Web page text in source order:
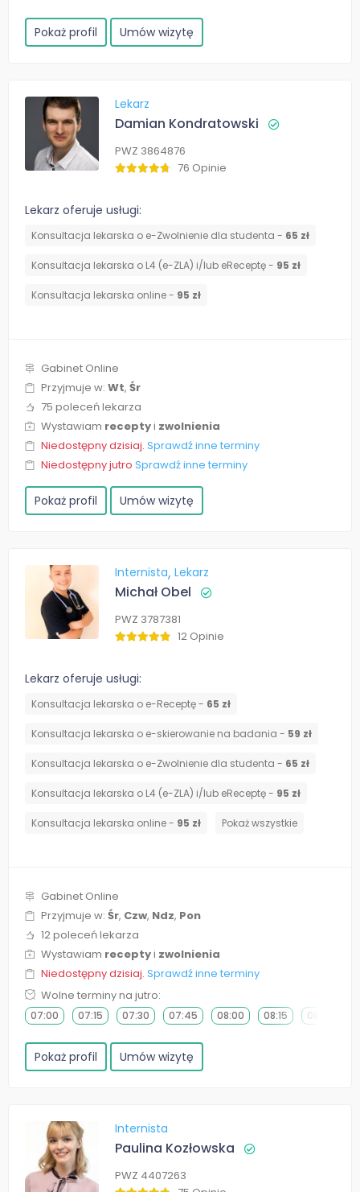
Pokaż profil Umów wizytę
Lekarz
Damian Kondratowski
PWZ 3864876
76 Opinie
Lekarz oferuje usługi:
Konsultacja lekarska o e-Zwolnienie dla studenta - 65 zł
Konsultacja lekarska o L4 (e-ZLA) i/lub eReceptę - 95 zł
Konsultacja lekarska online - 95 zł
Gabinet Online
Przyjmuje w: Wt, Śr
75 poleceń lekarza
Wystawiam receptyi zwolnienia
Niedostępny dzisiaj. Sprawdź inne terminy
Niedostępny jutro Sprawdź inne terminy
Pokaż profil Umów wizytę
Internista Lekarz
Michał Obel
PWZ 3787381
12 Opinie
Lekarz oferuje usługi:
Konsultacja lekarska o e-Receptę - 65 zł
Konsultacja lekarska o e-skierowanie na badania - 59 zł
Konsultacja lekarska o e-Zwolnienie dla studenta - 65 zł
Konsultacja lekarska o L4 (e-ZLA) i/lub eReceptę - 95 zł
Konsultacja lekarska online - 95 zł Pokaż wszystkie
Gabinet Online
Przyjmuje w: Śr, Czw, Ndz, Pon
12 poleceń lekarza
Wystawiam receptyi zwolnienia
Niedostępny dzisiaj. Sprawdź inne terminy
Wolne terminy na jutro:
07:00 07:15 07:30 07:45 08:00 08:15 08:30
Pokaż profil Umów wizytę
Internista
Paulina Kozłowska
PWZ 4407263